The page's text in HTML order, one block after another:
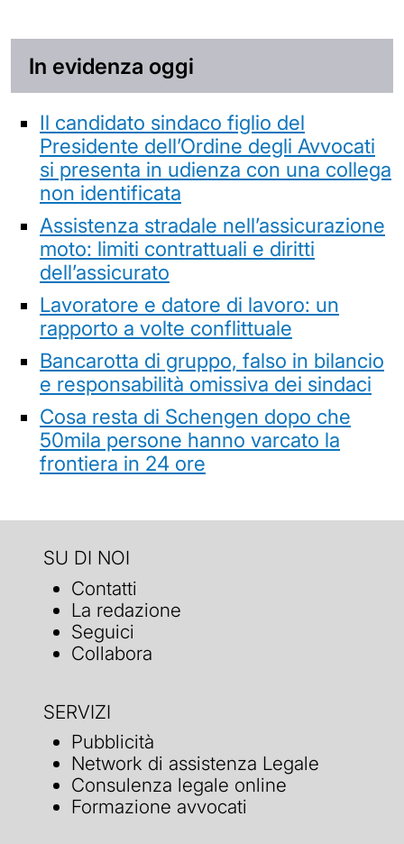
In evidenza oggi
Il candidato sindaco figlio del
Presidente dell’Ordine degli Avvocati
si presenta in udienza con una collega
non identificata
Assistenza stradale nell’assicurazione
moto: limiti contrattuali e diritti
dell’assicurato
Lavoratore e datore di lavoro: un
rapporto a volte conflittuale
Bancarotta di gruppo, falso in bilancio
e responsabilità omissiva dei sindaci
Cosa resta di Schengen dopo che
50mila persone hanno varcato la
frontiera in 24 ore
SU DI NOI
Contatti
La redazione
Seguici
Collabora
SERVIZI
Pubblicità
Network di assistenza Legale
Consulenza legale online
Formazione avvocati